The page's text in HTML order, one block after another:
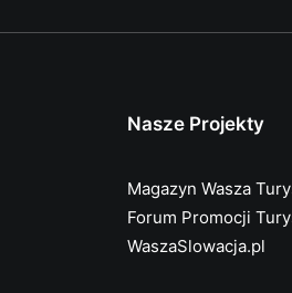
Nasze Projekty
Magazyn Wasza
Forum Promocji
WaszaSlowacja.pl